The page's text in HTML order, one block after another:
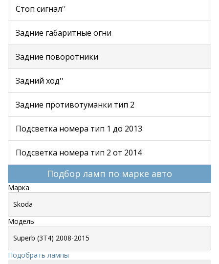
Стоп сигнал''
Задние габаритные огни
Задние поворотники
Задний ход''
Задние противотуманки тип 2
Подсветка номера тип 1 до 2013
Подсветка номера тип 2 от 2014
Подбор ламп по марке авто
Марка
Модель
Подобрать лампы